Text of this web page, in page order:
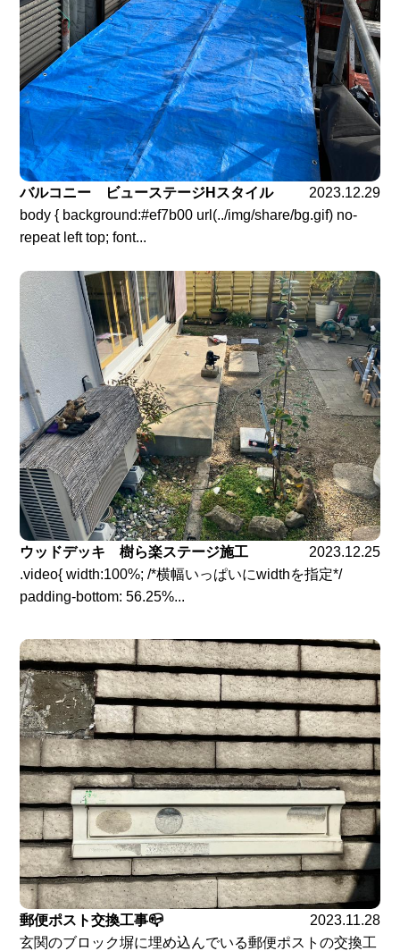
バルコニー ビューステージHスタイル
2023.12.29
body { background:#ef7b00 url(../img/share/bg.gif) no-
repeat left top; font...
ウッドデッキ 樹ら楽ステージ施工
2023.12.25
.video{ width:100%; /*横幅いっぱいにwidthを指定*/
padding-bottom: 56.25%...
郵便ポスト交換工事📪
2023.11.28
玄関のブロック塀に埋め込んでいる郵便ポストの交換工